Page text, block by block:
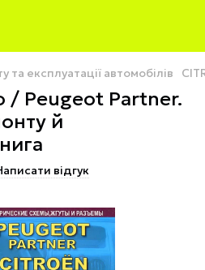
та експлуатації автомобілів
/ Peugeot Partner.
й
відгук